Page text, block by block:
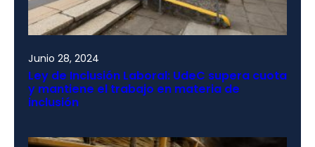
Junio 28, 2024
Ley de Inclusión Laboral: UdeC supera cuota
y mantiene el trabajo en materia de
inclusión